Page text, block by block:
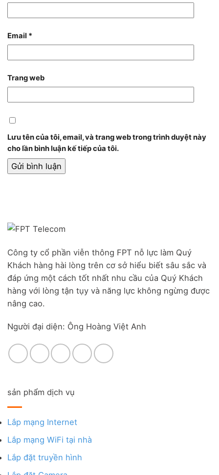
Email *
Trang web
Lưu tên của tôi, email, và trang web trong trình duyệt này
cho lần bình luận kế tiếp của tôi.
Công ty cổ phần viễn thông FPT nỗ lực làm Quý
Khách hàng hài lòng trên cơ sở hiểu biết sâu sắc và
đáp ứng một cách tốt nhất nhu cầu của Quý Khách
hàng với lòng tận tụy và năng lực không ngừng được
nâng cao.
Người đại diện: Ông Hoàng Việt Anh
sản phẩm dịch vụ
Lắp mạng Internet
Lắp mạng WiFi tại nhà
Lắp đặt truyền hình